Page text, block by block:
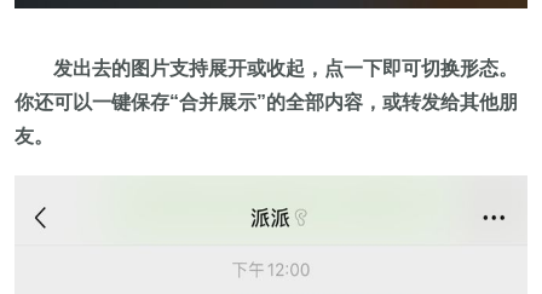
发出去的图片支持展开或收起，点一下即可切换形态。
你还可以一键保存“合并展示”的全部内容，或转发给其他朋
友。